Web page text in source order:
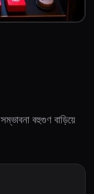
বহুগুণ বাড়িয়ে